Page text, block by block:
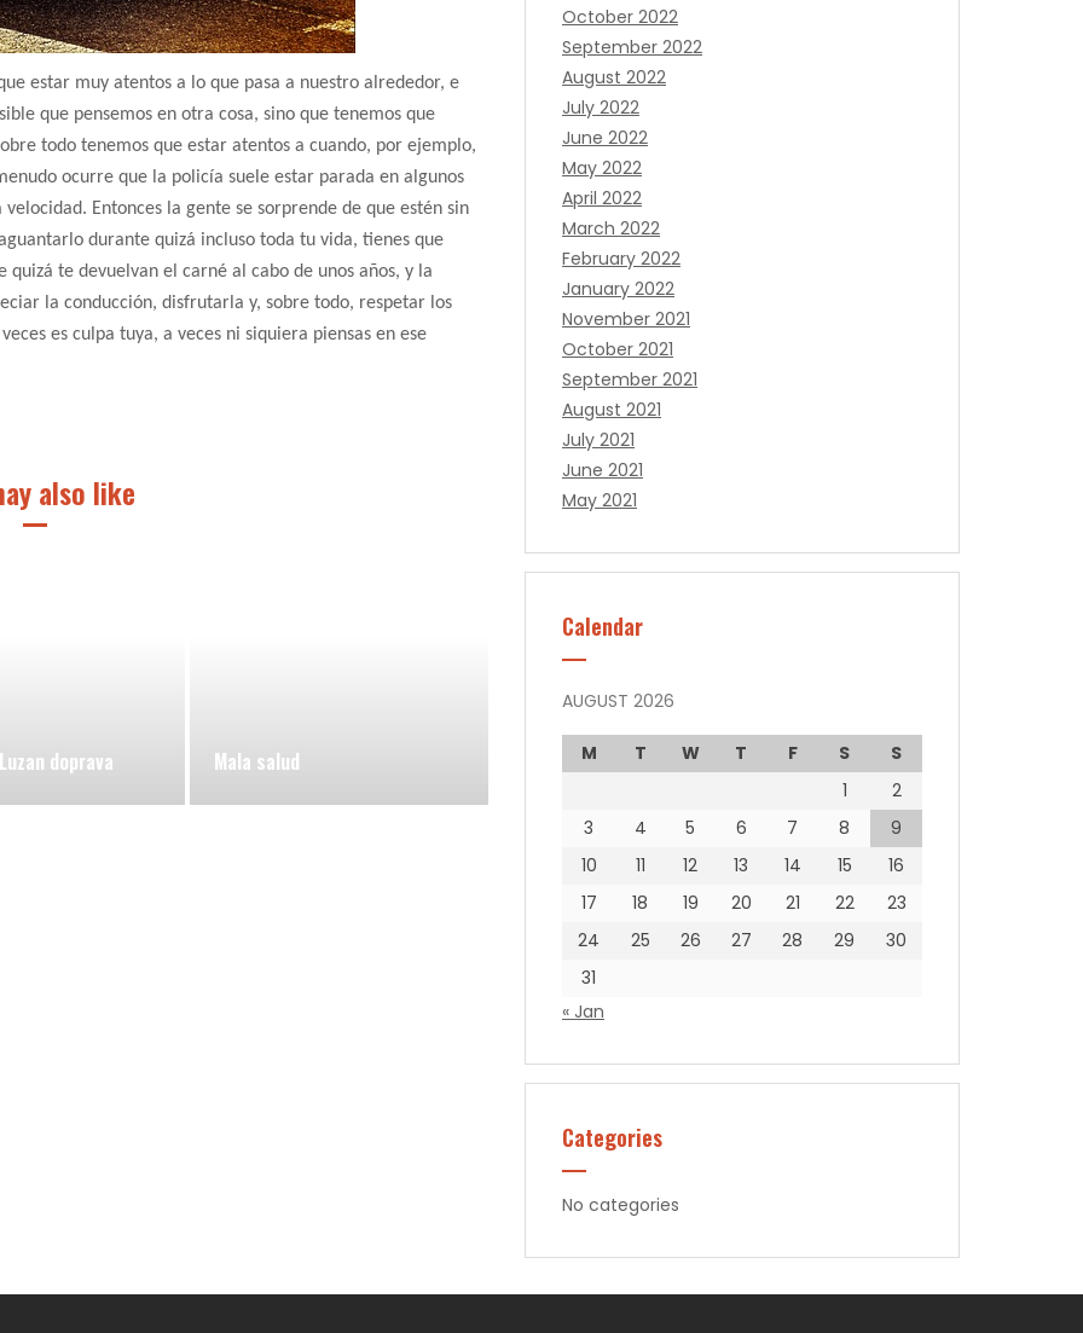
estar muy atentos a lo que pasa a nuestro alrededor, e
que pensemos en otra cosa, sino que tenemos que
todo tenemos que estar atentos a cuando, por ejemplo,
ocurre que la policía suele estar parada en algunos
Entonces la gente se sorprende de que estén sin
durante quizá incluso toda tu vida, tienes que
te devuelvan el carné al cabo de unos años, y la
la conducción, disfrutarla y, sobre todo, respetar los
es culpa tuya, a veces ni siquiera piensas en ese
also like
doprava Mala salud
October 2022
September 2022
August 2022
July 2022
June 2022
May 2022
April 2022
March 2022
February 2022
January 2022
November 2021
October 2021
September 2021
August 2021
July 2021
June 2021
May 2021
Calendar
AUGUST 2026
M T W T F S
S
1
2
3
4 5 6 7 8
9
10
11 12 13 14 15
16
17
18 19 20 21 22
23
24
25 26 27 28 29
30
31
« Jan
Categories
No categories